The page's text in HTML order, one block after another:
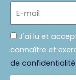
Politique
J'ai lu et
connaître et
de confidentialité.